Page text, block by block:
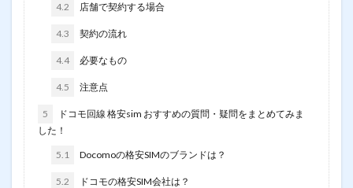
4.2 店舗で契約する場合
4.3 契約の流れ
4.4 必要なもの
4.5 注意点
5
ドコモ回線 格安sim おすすめの質問・疑問をまとめてみま
した！
5.1 Docomoの格安SIMのブランドは？
5.2 ドコモの格安SIM会社は？